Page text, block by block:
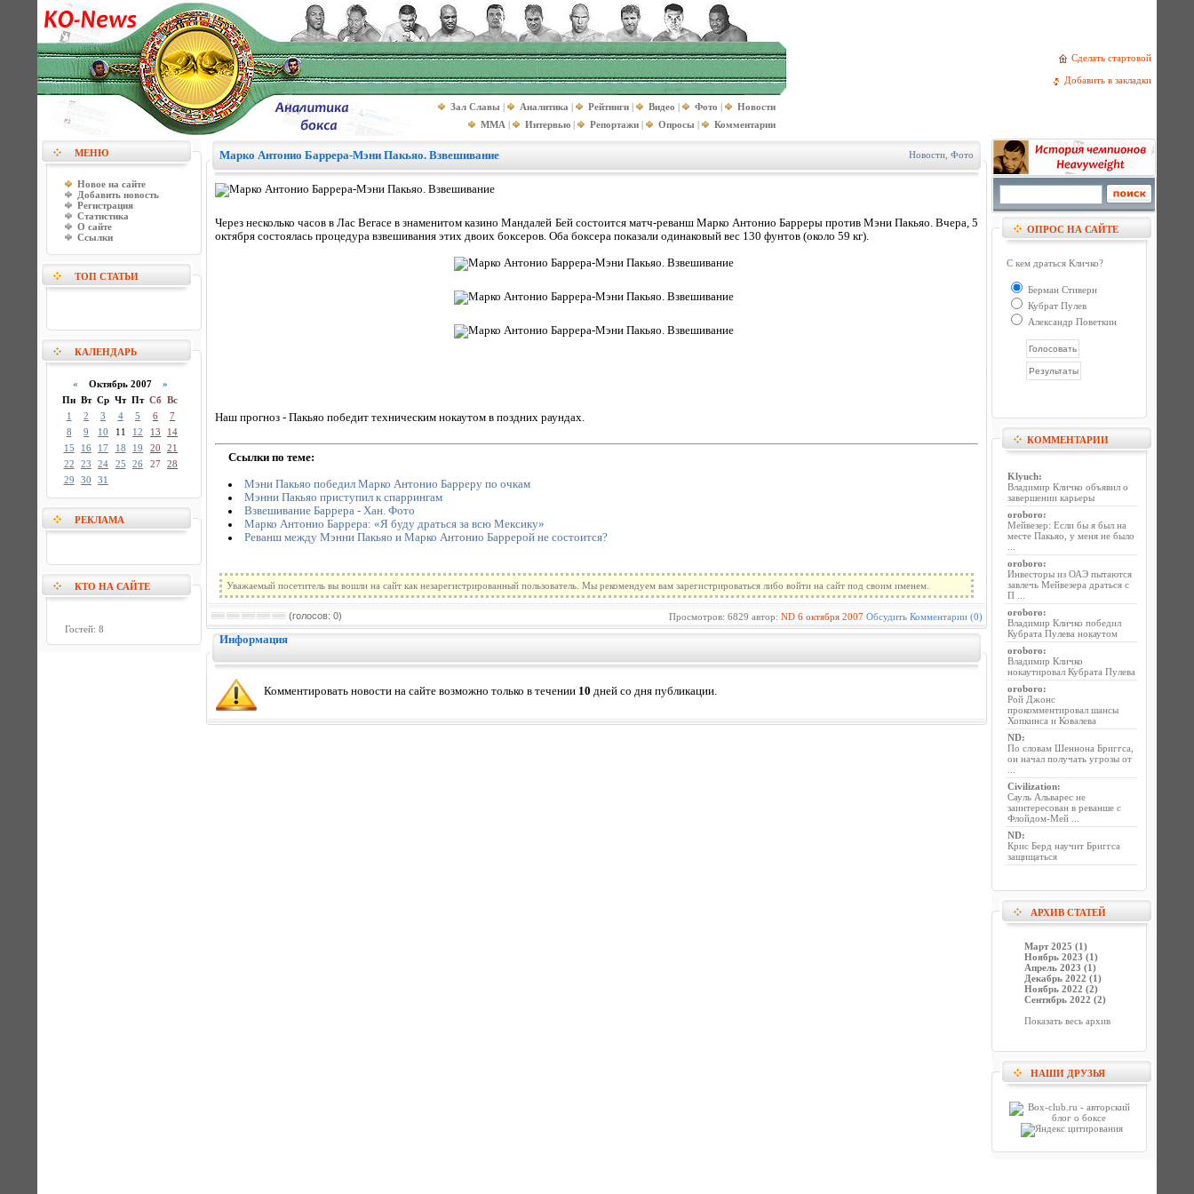
Сделать стартовой
Добавить в закладки
Зал Славы | Аналитика | Рейтинги | Видео | Фото |
Новости
MMA | Интервью | Репортажи | Опросы | Комментарии
МЕНЮ
Новое на сайте
Добавить новость
Регистрация
Статистика
О сайте
Ссылки
ТОП СТАТЬИ
КАЛЕНДАРЬ
« Октябрь 2007 »
Пн Вт Ср Чт Пт Сб Вс
1
2 3 4 5 6
7
8
9 10 11 12 13
14
15
16 17 18 19 20
21
22
23 24 25 26 27
28
29
30 31
РЕКЛАМА
КТО НА САЙТЕ
Гостей: 8
Марко Антонио Баррера-Мэни Пакьяо. Взвешивание Новости Фото
Через несколько часов в Лас Вегасе в знаменитом казино Мандалей Бей состоится матч-реванш Марко Антонио Барреры против Мэни Пакьяо. Вчера, 5
октября состоялась процедура взвешивания этих двоих боксеров. Оба боксера показали одинаковый вес 130 фунтов (около 59 кг).
Наш прогноз - Пакьяо победит техническим нокаутом в поздних раундах.
Ссылки по теме:
Мэни Пакьяо победил Марко Антонио Барреру по очкам
Мэнни Пакьяо приступил к спаррингам
Взвешивание Баррера - Хан. Фото
Марко Антонио Баррера: «Я буду драться за всю Мексику»
Реванш между Мэнни Пакьяо и Марко Антонио Баррерой не состоится?
Уважаемый посетитель вы вошли на сайт как незарегистрированный пользователь. Мы рекомендуем вам зарегистрироваться либо войти на сайт под своим именем.
(голосов: 0) Просмотров: 6829 автор: ND 6 октября 2007 Обсудить Комментарии (0)
Информация
Комментировать новости на сайте возможно только в течении 10 дней со дня публикации.
ОПРОС НА САЙТЕ
С кем драться Кличко?
Берман Стиверн
Кубрат Пулев
Александр Поветкин
КОММЕНТАРИИ
Klyuch:
Владимир Кличко объявил о
завершении карьеры
oroboro:
Мейвезер: Если бы я был на
месте Пакьяо, у меня не было
oroboro:
Инвесторы из ОАЭ пытаются
завлечь Мейвезера драться с
П ...
oroboro:
Владимир Кличко победил
Кубрата Пулева нокаутом
oroboro:
Владимир Кличко
нокаутировал Кубрата Пулева
oroboro:
Рой Джонс
прокомментировал шансы
Хопкинса и Ковалева
ND:
По словам Шеннона Бриггса,
он начал получать угрозы от
Civilization:
Сауль Альварес не
заинтересован в реванше с
Флойдом-Мей ...
ND:
Крис Берд научит Бриггса
защищаться
АРХИВ СТАТЕЙ
Март 2025 (1)
Ноябрь 2023 (1)
Апрель 2023 (1)
Декабрь 2022 (1)
Ноябрь 2022 (2)
Сентябрь 2022 (2)
Показать весь архив
НАШИ ДРУЗЬЯ